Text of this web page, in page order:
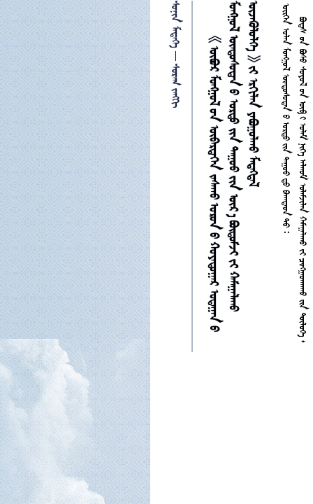
 

  






































































































































           














































































































































































































































































































































































































2
0
1
5



7



























































































